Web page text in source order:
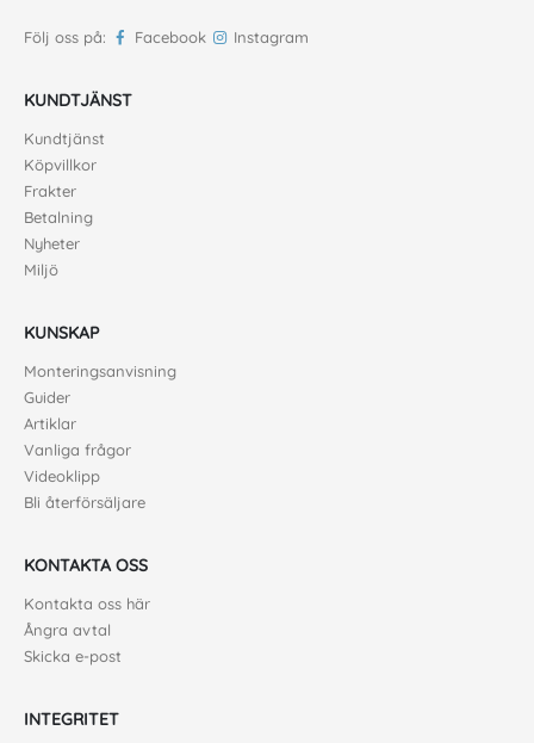
Följ oss på: Facebook Instagram
KUNDTJÄNST
Kundtjänst
Köpvillkor
Frakter
Betalning
Nyheter
Miljö
KUNSKAP
Monteringsanvisning
Guider
Artiklar
Vanliga frågor
Videoklipp
Bli återförsäljare
KONTAKTA OSS
Kontakta oss här
Ångra avtal
Skicka e-post
INTEGRITET